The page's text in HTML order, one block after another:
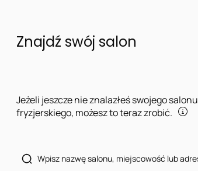
Znajdź swój salon
Jeżeli jeszcze nie znalazłeś swojego salonu
fryzjerskiego, możesz to teraz zrobić.